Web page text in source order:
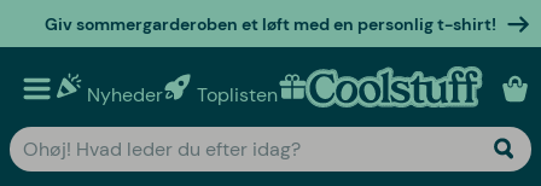
Giv sommergarderoben et løft med en personlig t-shirt!
Nyheder Toplisten Personlige gaver